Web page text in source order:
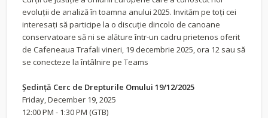
evoluții de analiză în toamna anului 2025. Invităm pe toți cei
interesați să participe la o discuție dincolo de canoane
conservatoare să ni se alăture într-un cadru prietenos oferit
de Cafeneaua Trafali vineri, 19 decembrie 2025, ora 12 sau să
se conecteze la întâlnire pe Teams
Ședință Cerc de Drepturile Omului 19/12/2025
Friday, December 19, 2025
12:00 PM - 1:30 PM (GTB)